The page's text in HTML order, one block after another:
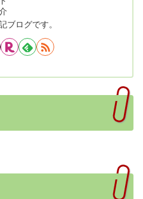
ブログです。